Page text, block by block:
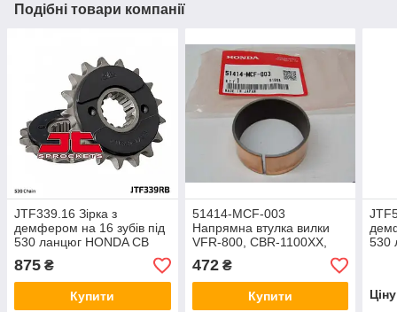
Подібні товари компанії
JTF339.16 Зірка з
демфером на 16 зубів під
530 ланцюг HONDA CB
1100, 1300, CBR 1000,
VFR 800 Sunstar 51216
875 ₴
Купити
51414-MCF-003
Напрямна втулка вилки
VFR-800, CBR-1100XX,
CBR-900RR, RVT-1000R,
VTR-1000
472₴
Купити
530